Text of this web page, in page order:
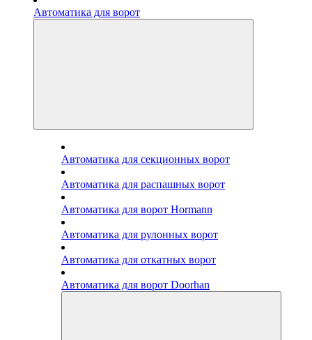
Автоматика для ворот
Автоматика для секционных ворот
Автоматика для распашных ворот
Автоматика для ворот Hormann
Автоматика для рулонных ворот
Автоматика для откатных ворот
Автоматика для ворот Doorhan